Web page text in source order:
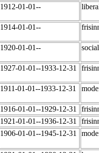
1912-01-01--
1914-01-01--
1920-01-01--
1927-01-01--1933-12-31
1911-01-01--1933-12-31
1916-01-01--1929-12-31
1921-01-01--1936-12-31
1906-01-01--1945-12-31